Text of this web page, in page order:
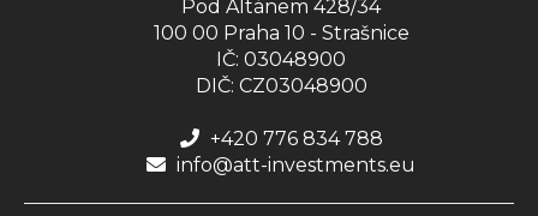
Pod Altánem 428/34
100 00 Praha 10 - Strašnice
IČ: 03048900
DIČ: CZ03048900
+420 776 834 788
info@att-investments.eu